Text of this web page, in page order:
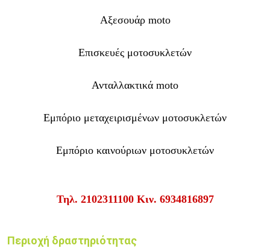
Αξεσουάρ moto
Επισκευές μοτοσυκλετών
Ανταλλακτικά moto
Εμπόριο μεταχειρισμένων μοτοσυκλετών
Εμπόριο καινούριων μοτοσυκλετών
Τηλ. 2102311100 Κιν. 6934816897
Περιοχή δραστηριότητας